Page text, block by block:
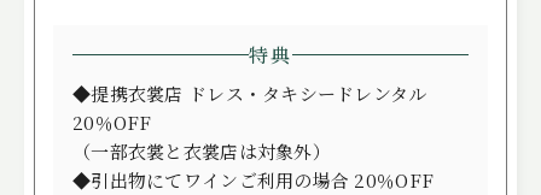
CEREMONY
DRESSドレス
特典
◆提携衣裳店 ドレス・タキシードレンタル
20％OFF
（一部衣裳と衣裳店は対象外）
◆引出物にてワインご利用の場合 20％OFF